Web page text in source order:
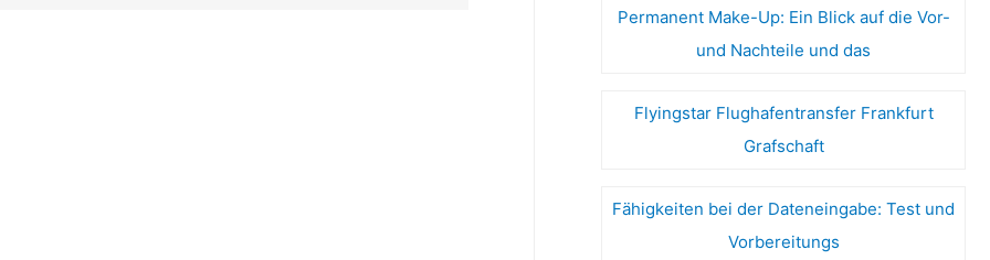
Permanent Make-Up: Ein Blick auf die Vor-
und Nachteile und das
Flyingstar Flughafentransfer Frankfurt
Grafschaft
Fähigkeiten bei der Dateneingabe: Test und
Vorbereitungs